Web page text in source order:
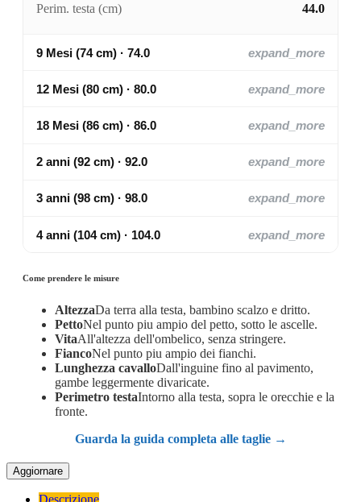
Perim. testa (cm)
44.0
9 Mesi (74 cm) · 74.0 expand_more
12 Mesi (80 cm) · 80.0 expand_more
18 Mesi (86 cm) · 86.0 expand_more
2 anni (92 cm) · 92.0 expand_more
3 anni (98 cm) · 98.0 expand_more
4 anni (104 cm) · 104.0 expand_more
Come prendere le misure
AltezzaDa terra alla testa, bambino scalzo e dritto.
PettoNel punto piu ampio del petto, sotto le ascelle.
VitaAll'altezza dell'ombelico, senza stringere.
FiancoNel punto piu ampio dei fianchi.
Lunghezza cavalloDall'inguine fino al pavimento,
gambe leggermente divaricate.
Perimetro testaIntorno alla testa, sopra le orecchie e la
fronte.
Guarda la guida completa alle taglie →